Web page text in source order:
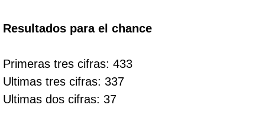
Resultados para el chance
Primeras tres cifras: 433
Ultimas tres cifras: 337
Ultimas dos cifras: 37